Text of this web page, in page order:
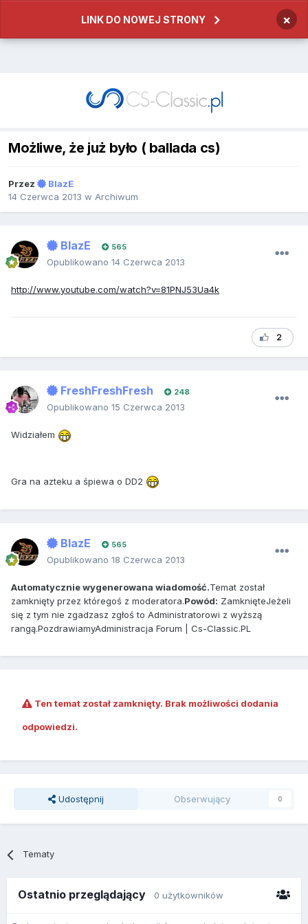
LINK DO NOWEJ STRONY ×
Możliwe, że już było ( ballada cs)
Przez
BlazE
14 Czerwca 2013 w Archiwum
BlazE 565
Opublikowano 14 Czerwca 2013
http://www.youtube.com/watch?v=81PNJ53Ua4k
2
FreshFreshFresh 248
Opublikowano 15 Czerwca 2013
Widziałem
Gra na azteku a śpiewa o DD2
BlazE 565
Opublikowano 18 Czerwca 2013
Automatycznie wygenerowana wiadomość.Temat został
zamknięty przez któregoś z moderatora.Powód: ZamknięteJeżeli
się z tym nie zgadzasz zgłoś to Administratorowi z wyższą
rangą.PozdrawiamyAdministracja Forum | Cs-Classic.PL
Ten temat został zamknięty. Brak możliwości dodania
odpowiedzi.
Udostępnij Obserwujący 0
Tematy
Ostatnio przeglądający 0 użytkowników